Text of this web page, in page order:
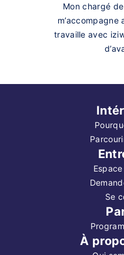
Mon chargé
m’accompagne
travaille avec
Se
À